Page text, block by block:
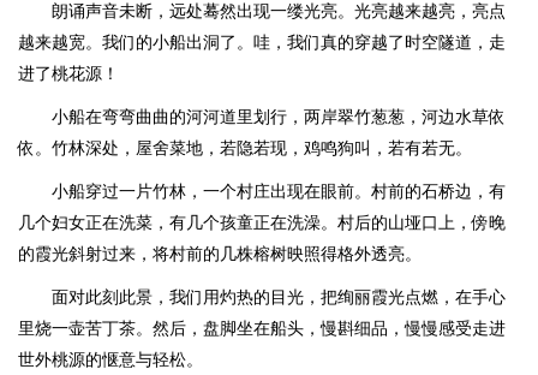
朗诵声音未断，远处蓦然出现一缕光亮。光亮越来越亮，亮点
越来越宽。我们的小船出洞了。哇，我们真的穿越了时空隧道，走
进了桃花源！
小船在弯弯曲曲的河河道里划行，两岸翠竹葱葱，河边水草依
依。竹林深处，屋舍菜地，若隐若现，鸡鸣狗叫，若有若无。
小船穿过一片竹林，一个村庄出现在眼前。村前的石桥边，有
几个妇女正在洗菜，有几个孩童正在洗澡。村后的山垭口上，傍晚
的霞光斜射过来，将村前的几株榕树映照得格外透亮。
面对此刻此景，我们用灼热的目光，把绚丽霞光点燃，在手心
里烧一壶苦丁茶。然后，盘脚坐在船头，慢斟细品，慢慢感受走进
世外桃源的惬意与轻松。